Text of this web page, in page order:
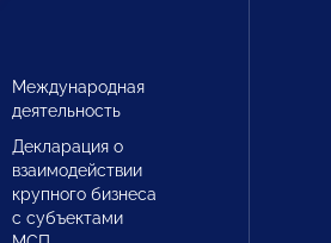
Международная
деятельность
Декларация о
взаимодействии
крупного бизнеса
с субъектами